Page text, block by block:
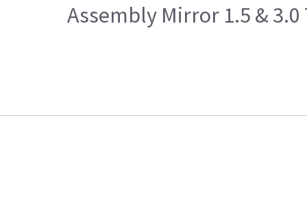
Assembly Mirror 1.5 & 3.0